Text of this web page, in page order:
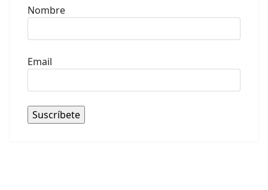
Nombre
Email